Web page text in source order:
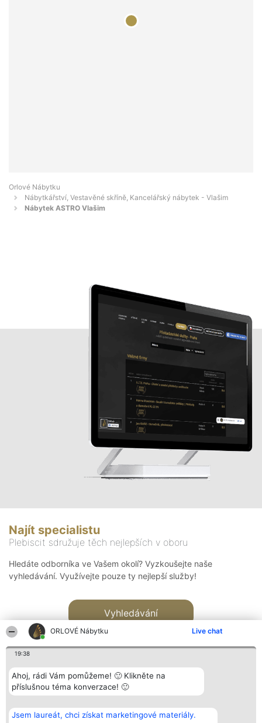
ORLOVÉ Nábytku Live chat
19:38
Ahoj, rádi Vám pomůžeme! 🙂 Klikněte na
příslušnou téma konverzace! 🙂
Jsem laureát, chci získat marketingové materiály.
Orlové Nábytku
Nábytkářství, Vestavěné skříně, Kancelářský nábytek - Vlašim
Nábytek ASTRO Vlašim
Najít specialistu
Plebiscit sdružuje těch nejlepších v oboru
Hledáte odborníka ve Vašem okolí? Vyzkoušejte naše
vyhledávání. Využívejte pouze ty nejlepší služby!
Vyhledávání
Bright Side Solutions sp. z o.
o. sp. k.
Vítězové
Seznam všech
Kontakt